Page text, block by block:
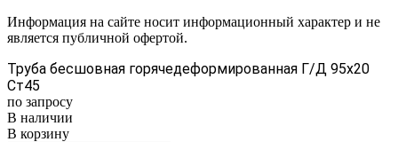
Информация на сайте носит информационный характер и не
является публичной офертой.
Труба бесшовная горячедеформированная Г/Д 95х20
Ст45
по запросу
В наличии
В корзину